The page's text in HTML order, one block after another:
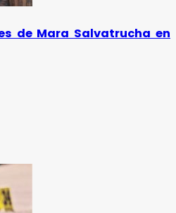
de Mara Salvatrucha en